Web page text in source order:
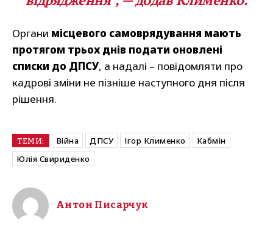
Органи місцевого самоврядування мають
протягом трьох днів подати оновлені
списки до ДПСУ, а надалі – повідомляти про
кадрові зміни не пізніше наступного дня після
рішення.
ТЕМИ: Війна ДПСУ Ігор Клименко
Кабмін
Юлія Свириденко
Антон Писарчук